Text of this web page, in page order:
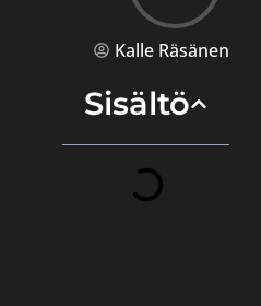
Kalle Räsänen
Sisältö